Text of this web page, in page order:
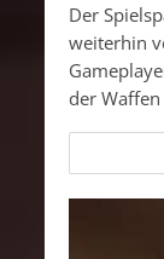
Der
weiterhin
der